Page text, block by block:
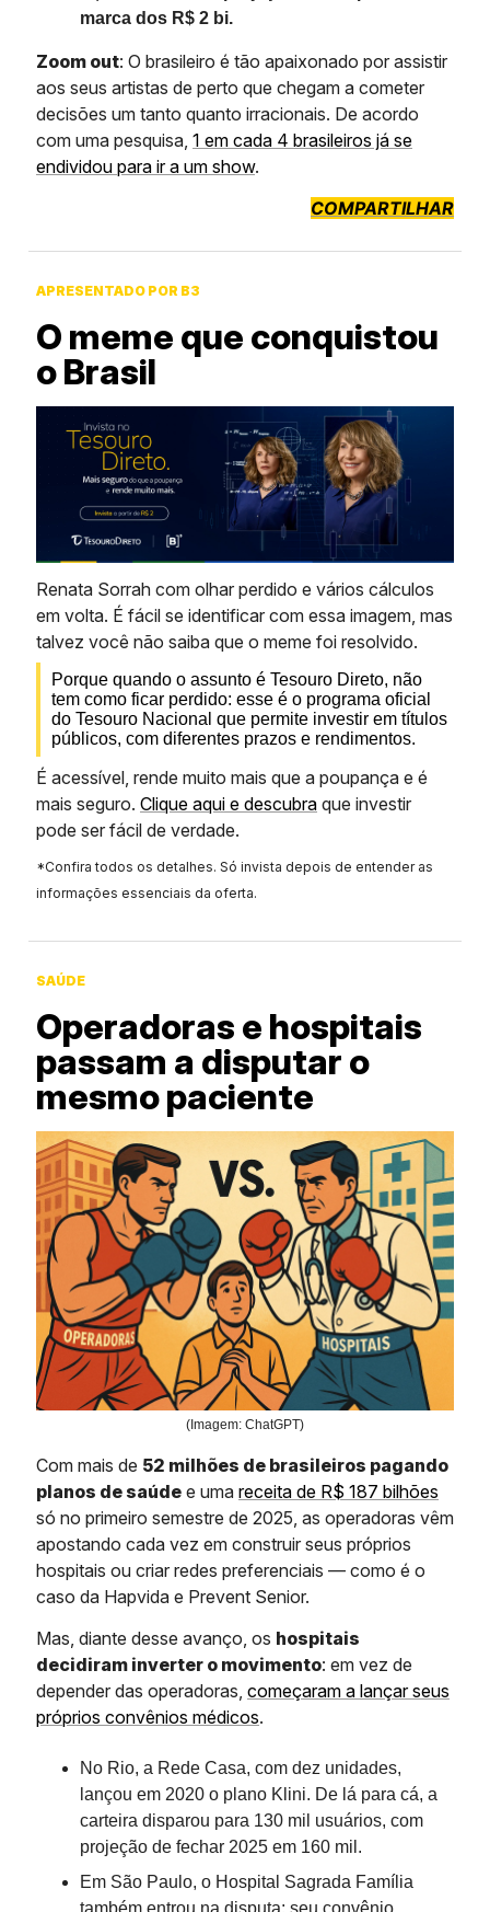
marca dos R$ 2 bi.
Zoom out: O brasileiro é tão apaixonado por assistir
aos seus artistas de perto que chegam a cometer
decisões um tanto quanto irracionais. De acordo
com uma pesquisa, 1 em cada 4 brasileiros já se
endividou para ir a um show.
COMPARTILHAR
APRESENTADO POR B3
O meme que conquistou
o Brasil
Renata Sorrah com olhar perdido e vários cálculos
em volta. É fácil se identificar com essa imagem, mas
talvez você não saiba que o meme foi resolvido.
Porque quando o assunto é Tesouro Direto, não
tem como ficar perdido: esse é o programa oficial
do Tesouro Nacional que permite investir em títulos
públicos, com diferentes prazos e rendimentos.
É acessível, rende muito mais que a poupança e é
mais seguro. Clique aqui e descubra que investir
pode ser fácil de verdade.
*Confira todos os detalhes. Só invista depois de entender as
informações essenciais da oferta.
SAÚDE
Operadoras e hospitais
passam a disputar o
mesmo paciente
(Imagem: ChatGPT)
Com mais de 52 milhões de brasileiros pagando
planos de saúde e uma receita de R$ 187 bilhões
só no primeiro semestre de 2025, as operadoras vêm
apostando cada vez em construir seus próprios
hospitais ou criar redes preferenciais — como é o
caso da Hapvida e Prevent Senior.
Mas, diante desse avanço, os hospitais
decidiram inverter o movimento: em vez de
depender das operadoras, começaram a lançar seus
próprios convênios médicos.
No Rio, a Rede Casa, com dez unidades,
lançou em 2020 o plano Klini. De lá para cá, a
carteira disparou para 130 mil usuários, com
projeção de fechar 2025 em 160 mil.
Em São Paulo, o Hospital Sagrada Família
também entrou na disputa: seu convênio